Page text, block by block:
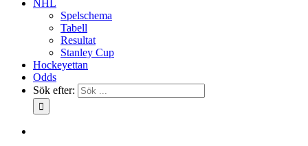
NHL
Spelschema
Tabell
Resultat
Stanley Cup
Hockeyettan
Odds
Sök efter: